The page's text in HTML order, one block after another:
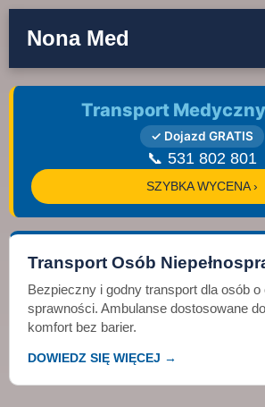
Nona Med
Transport Medyczny
✓ Dojazd GRATIS
📞 531 802 801
SZYBKA WYCENA ›
Transport Osób
Bezpieczny i godny transport dla osób o
sprawności. Ambulanse dostosowane
komfort bez barier.
DOWIEDZ SIĘ WIĘCEJ →